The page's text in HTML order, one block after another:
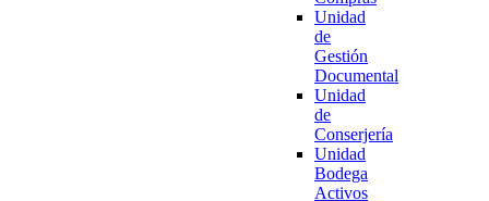
Unidad
de
Gestión
Documental
Unidad
de
Conserjería
Unidad
Bodega
Activos